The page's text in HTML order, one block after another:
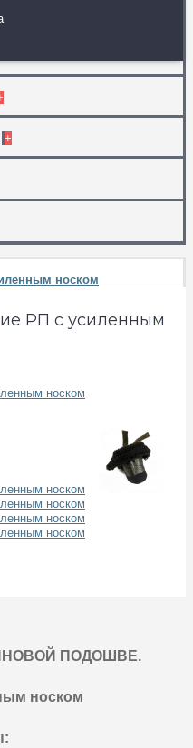
+
носком
РП с усиленным
ПОДОШВЕ.
носком